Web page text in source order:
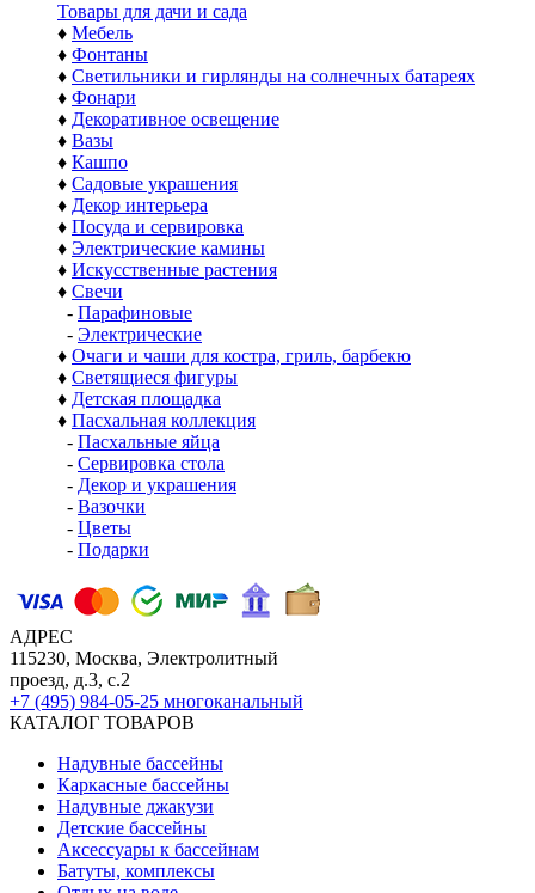
Товары для дачи и сада
♦ Мебель
♦ Фонтаны
♦ Светильники и гирлянды на солнечных батареях
♦ Фонари
♦ Декоративное освещение
♦ Вазы
♦ Кашпо
♦ Садовые украшения
♦ Декор интерьера
♦ Посуда и сервировка
♦ Электрические камины
♦ Искусственные растения
♦ Свечи
- Парафиновые
- Электрические
♦ Очаги и чаши для костра, гриль, барбекю
♦ Светящиеся фигуры
♦ Детская площадка
♦ Пасхальная коллекция
- Пасхальные яйца
- Сервировка стола
- Декор и украшения
- Вазочки
- Цветы
- Подарки
АДРЕС
115230, Москва, Электролитный
проезд, д.3, с.2
+7 (495) 984-05-25 многоканальный
КАТАЛОГ ТОВАРОВ
Надувные бассейны
Каркасные бассейны
Надувные джакузи
Детские бассейны
Аксессуары к бассейнам
Батуты, комплексы